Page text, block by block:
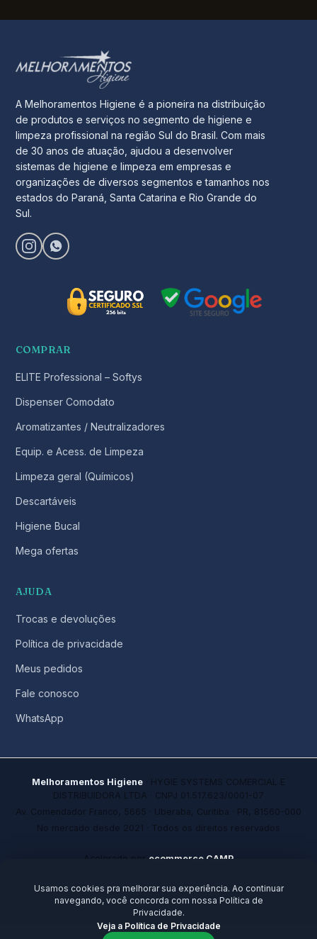
A Melhoramentos Higiene é a pioneira na distribuição
de produtos e serviços no segmento de higiene e
limpeza profissional na região Sul do Brasil. Com mais
de 30 anos de atuação, ajudou a desenvolver
sistemas de higiene e limpeza em empresas e
organizações de diversos segmentos e tamanhos nos
estados do Paraná, Santa Catarina e Rio Grande do
Sul.
COMPRAR
ELITE Professional – Softys
Dispenser Comodato
Aromatizantes / Neutralizadores
Equip. e Acess. de Limpeza
Limpeza geral (Químicos)
Descartáveis
Higiene Bucal
Mega ofertas
AJUDA
Trocas e devoluções
Política de privacidade
Meus pedidos
Fale conosco
WhatsApp
Melhoramentos Higiene · HYGIE SYSTEMS COMERCIAL E
DISTRIBUIDORA LTDA · CNPJ 01.517.623/0001-07
Av. Comendador Franco, 5665 · Uberaba, Curitiba · PR, 81560-000
No mercado desde 2021 · Todos os direitos reservados
Acelerado por ecommerce.CAMP
Ideal para founders e empresários que precisam ir além da
tecnologia.
Usamos cookies pra melhorar sua experiência. Ao continuar
navegando, você concorda com nossa Política de
Privacidade.
Veja a Política de Privacidade